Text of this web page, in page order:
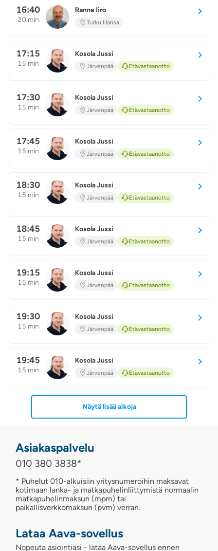
16:40
20 min RI
Ranne Iiro
Turku Hansa
17:15
15 min KJ
Kosola Jussi
Järvenpää Etävastaanotto
17:30
15 min KJ
Kosola Jussi
Järvenpää Etävastaanotto
17:45
15 min KJ
Kosola Jussi
Järvenpää Etävastaanotto
18:30
15 min KJ
Kosola Jussi
Järvenpää Etävastaanotto
18:45
15 min KJ
Kosola Jussi
Järvenpää Etävastaanotto
19:15
15 min KJ
Kosola Jussi
Järvenpää Etävastaanotto
19:30
15 min KJ
Kosola Jussi
Järvenpää Etävastaanotto
19:45
15 min KJ
Kosola Jussi
Järvenpää Etävastaanotto
Näytä lisää aikoja
Asiakaspalvelu
010 380 3838*
* Puhelut 010-alkuisiin yritysnumeroihin maksavat
kotimaan lanka- ja matkapuhelinliittymistä normaalin
matkapuhelinmaksun (mpm) tai
paikallisverkkomaksun (pvm) verran.
Lataa Aava-sovellus
Nopeuta asiointiasi - lataa Aava-sovellus ennen